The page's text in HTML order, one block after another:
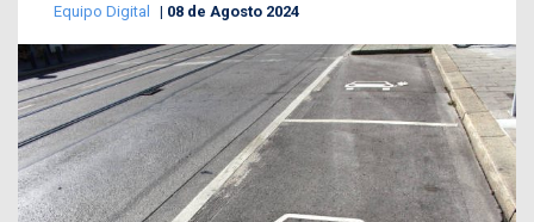
Equipo Digital 08 de Agosto 2024